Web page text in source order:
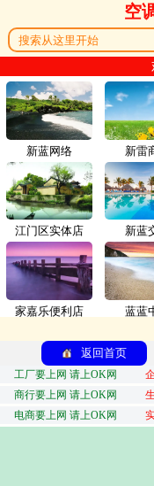
空
新蓝网络 新雷
江门区实体店 新蓝
家嘉乐便利店 蓝蓝
返回首页
工厂要上网 请上OK网
商行要上网 请上OK网
电商要上网 请上OK网